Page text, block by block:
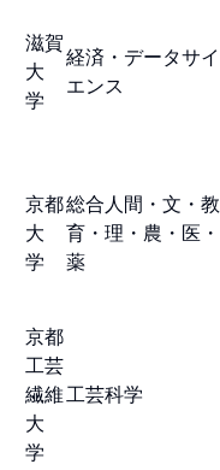
滋賀
大
学
経済・データサイ
エンス
京都
大
学
総合人間・文・教
育・理・農・医・
薬
京都
工芸
繊維
大
学
工芸科学